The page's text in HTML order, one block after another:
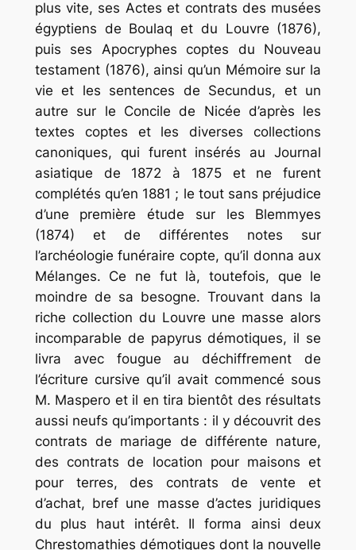
plus vite, ses Actes et contrats des musées
égyptiens de Boulaq et du Louvre (1876),
puis ses Apocryphes coptes du
Nouveau
testament(1876), ainsi qu’un Mémoire sur la
vie et les sentences de Secundus, et un
autre sur le Concile de Nicée d’après les
textes
coptes et les diverses
collections
canoniques, qui furent insérés auJournal
asiatique de 1872 à 1875 et ne furent
complétés qu’en 1881 ; le tout sans préjudice
d’une première étude sur les Blemmyes
(1874) et de différentes notes sur
l’archéologie funéraire copte, qu’il donna aux
Mélanges. Ce ne fut là, toutefois, que le
moindre de sa besogne. Trouvant dans la
riche collection du Louvre une masse alors
incomparable de papyrus démotiques, il se
livra avec fougue au déchiffrement de
l’écriture cursive qu’il avait commencé sous
M. Maspero et il en tira bientôt des résultats
aussi neufs qu’importants : il y découvrit des
contrats de mariage de différente nature,
des contrats de location pour maisons et
pour terres, des contrats de vente et
d’achat, bref une masse d’actes juridiques
du plus haut intérêt. Il forma ainsi deux
Chrestomathies démotiques dont la nouvelle